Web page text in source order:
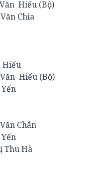
Hiếu (Bộ)
Chia
Hiếu
Hiếu (Bộ)
Chắn
Hà